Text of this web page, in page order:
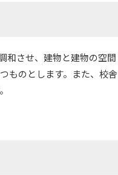
和させ、建物と建物の空間
ものとします。また、校舎